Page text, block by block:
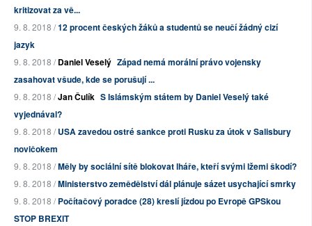
kritizovat za vě...
9. 8. 2018 /12 procent českých žáků a studentů se neučí žádný cizí
jazyk
9. 8. 2018 /Daniel Veselý Západ nemá morální právo vojensky
zasahovat všude, kde se porušují ...
9. 8. 2018 /Jan Čulík S Islámským státem by Daniel Veselý také
vyjednával?
9. 8. 2018 /USA zavedou ostré sankce proti Rusku za útok v Salisbury
novičokem
9. 8. 2018 /Měly by sociální sítě blokovat lháře, kteří svými lžemi škodí?
9. 8. 2018 /Ministerstvo zemědělství dál plánuje sázet usychající smrky
9. 8. 2018 /Počítačový poradce (28) kreslí jízdou po Evropě GPSkou
STOP BREXIT